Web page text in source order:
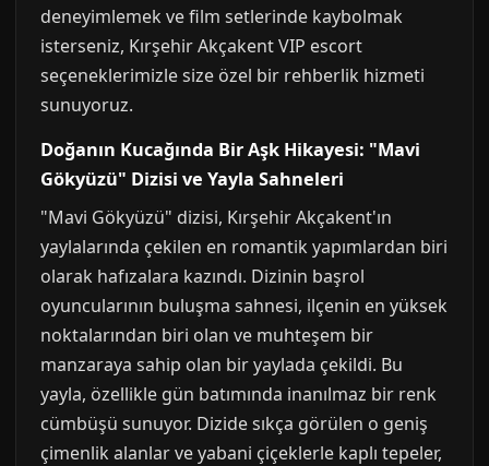
deneyimlemek ve film setlerinde kaybolmak
isterseniz, Kırşehir Akçakent VIP escort
seçeneklerimizle size özel bir rehberlik hizmeti
sunuyoruz.
Doğanın Kucağında Bir Aşk Hikayesi: "Mavi
Gökyüzü" Dizisi ve Yayla Sahneleri
"Mavi Gökyüzü" dizisi, Kırşehir Akçakent'ın
yaylalarında çekilen en romantik yapımlardan biri
olarak hafızalara kazındı. Dizinin başrol
oyuncularının buluşma sahnesi, ilçenin en yüksek
noktalarından biri olan ve muhteşem bir
manzaraya sahip olan bir yaylada çekildi. Bu
yayla, özellikle gün batımında inanılmaz bir renk
cümbüşü sunuyor. Dizide sıkça görülen o geniş
çimenlik alanlar ve yabani çiçeklerle kaplı tepeler,